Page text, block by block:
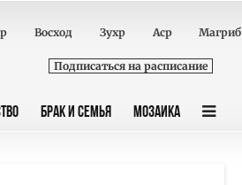
Восход Зухр Аср Магриб
Подписаться на расписание
БРАК И СЕМЬЯ МОЗАИКА